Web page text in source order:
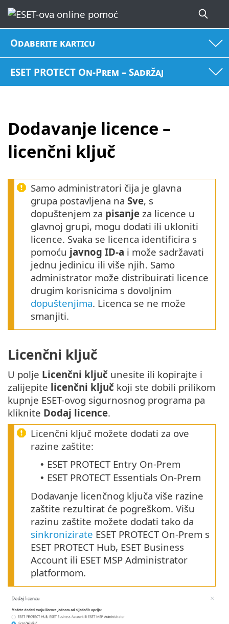
Odaberite karticu
ESET PROTECT On-Prem – Sadržaj
Dodavanje licence –
licenčni ključ
Samo administratori čija je glavna
grupa postavljena na Sve, s
dopuštenjem za pisanje za licence u
glavnoj grupi, mogu dodati ili ukloniti
licence. Svaka se licenca identificira s
pomoću javnog ID-a i može sadržavati
jednu jedinicu ili više njih. Samo
administrator može distribuirati licence
drugim korisnicima s dovoljnim
dopuštenjima. Licenca se ne može
smanjiti.
Licenčni ključ
U polje Licenčni ključ unesite ili kopirajte i
zalijepite licenčni ključ koji ste dobili prilikom
kupnje ESET-ovog sigurnosnog programa pa
kliknite Dodaj licence.
Licenčni ključ možete dodati za ove
razine zaštite:
• ESET PROTECT Entry On-Prem
• ESET PROTECT Essentials On-Prem
Dodavanje licenčnog ključa više razine
zaštite rezultirat će pogreškom. Višu
razinu zaštite možete dodati tako da
sinkronizirate ESET PROTECT On-Prem s
ESET PROTECT Hub, ESET Business
Account ili ESET MSP Administrator
platformom.